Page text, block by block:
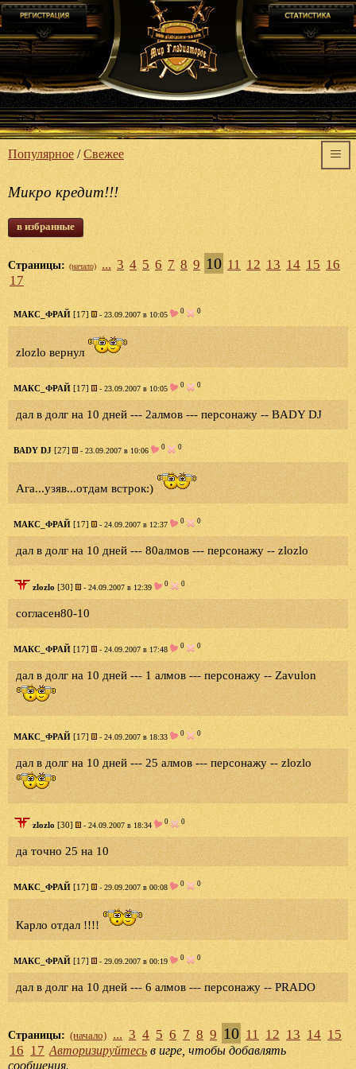
Популярное /Свежее
Микро кредит!!!
в избранные
Страницы: (начало) ... 3 4 5 6 7 8 9 10 11 12 13 14 15 16
17
МАКС_ФРАЙ [17] - 23.09.2007 в 10:05 0 0
zlozlo вернул
МАКС_ФРАЙ [17] - 23.09.2007 в 10:05 0 0
дал в долг на 10 дней --- 2алмов --- персонажу -- BADY DJ
BADY DJ [27] - 23.09.2007 в 10:06 0 0
Ага...узяв...отдам встрок:)
МАКС_ФРАЙ [17] - 24.09.2007 в 12:37 0 0
дал в долг на 10 дней --- 80алмов --- персонажу -- zlozlo
zlozlo [30] - 24.09.2007 в 12:39 0 0
согласен80-10
МАКС_ФРАЙ [17] - 24.09.2007 в 17:48 0 0
дал в долг на 10 дней --- 1 алмов --- персонажу -- Zavulon
МАКС_ФРАЙ [17] - 24.09.2007 в 18:33 0 0
дал в долг на 10 дней --- 25 алмов --- персонажу -- zlozlo
zlozlo [30] - 24.09.2007 в 18:34 0 0
да точно 25 на 10
МАКС_ФРАЙ [17] - 29.09.2007 в 00:08 0 0
Карло отдал !!!!
МАКС_ФРАЙ [17] - 29.09.2007 в 00:19 0 0
дал в долг на 10 дней --- 6 алмов --- персонажу -- PRADO
Страницы: (начало) ... 3 4 5 6 7 8 9 10 11 12 13 14 15
16 17 Авторизируйтесь в игре, чтобы добавлять
сообщения.